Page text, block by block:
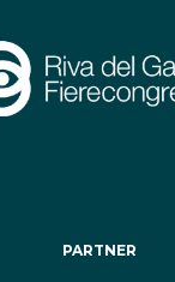
PARTNER